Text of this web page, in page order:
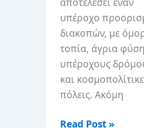
υπέροχο
διακοπών, με
τοπία, άγρια
υπέροχους
και
πόλεις. Ακόμη
Συμβουλές
Read Post »